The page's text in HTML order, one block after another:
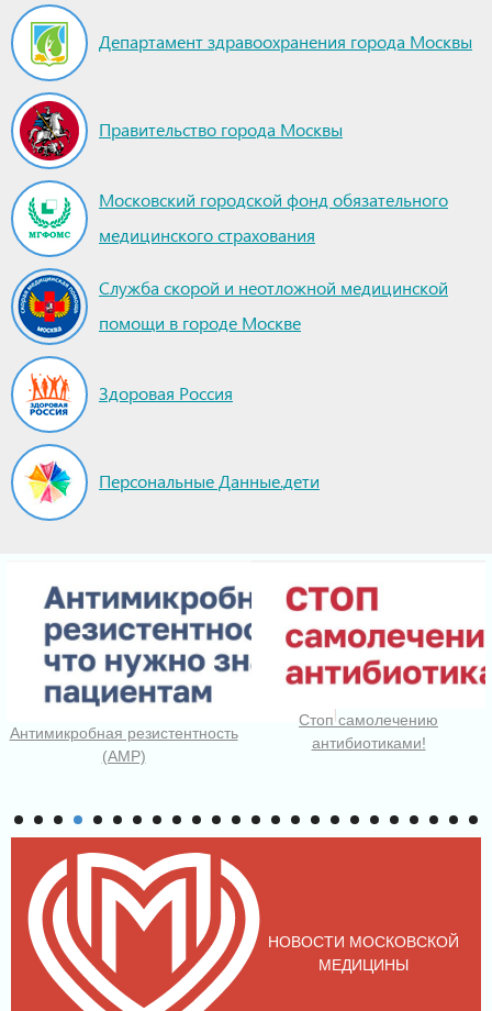
Департамент здравоохранения города Москвы
Правительство города Москвы
Московский городской фонд обязательного
медицинского страхования
Служба скорой и неотложной медицинской
помощи в городе Москве
Здоровая Россия
Персональные Данные.дети
Антимикробная резистентность
(АМР)
Стоп самолечению
антибиотиками!
НОВОСТИ МОСКОВСКОЙ
МЕДИЦИНЫ